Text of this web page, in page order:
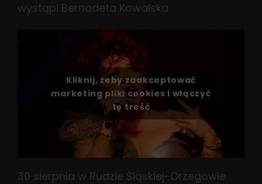
wystąpi Bernadeta Kowalska.
Kliknij, żeby zaakceptować
marketing pliki cookies i włączyć
tę treść
30 sierpnia w Rudzie Śląskiej-Orzegowie